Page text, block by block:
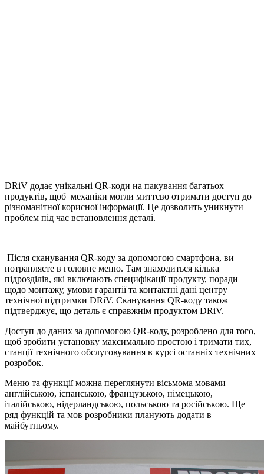
DRiV додає унікальні QR-коди на пакування багатьох
продуктів, щоб механіки могли миттєво отримати доступ до
різноманітної корисної інформації. Це дозволить уникнути
проблем під час встановлення деталі.
Після сканування QR-коду за допомогою смартфона, ви
потрапляєте в головне меню. Там знаходиться кілька
підрозділів, які включають специфікації продукту, поради
щодо монтажу, умови гарантії та контактні дані центру
технічної підтримки DRiV. Сканування QR-коду також
підтверджує, що деталь є справжнім продуктом DRiV.
Доступ до даних за допомогою QR-коду, розроблено для того,
щоб зробити установку максимально простою і тримати тих,
станції технічного обслуговування в курсі останніх технічних
розробок.
Меню та функції можна переглянути вісьмома мовами –
англійською, іспанською, французькою, німецькою,
італійською, нідерландською, польською та російською. Ще
ряд функцій та мов розробники планують додати в
майбутньому.